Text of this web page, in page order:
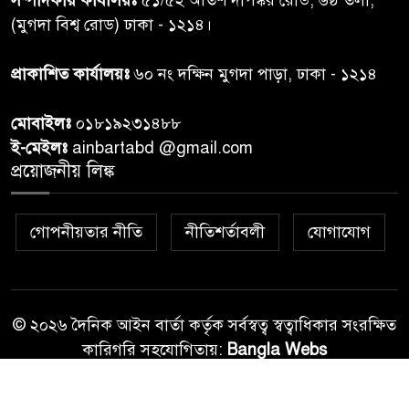
তদন্ত শেষ পর্যায়ে, দ্রুত চার্জশিট
রাতের মধ্যে ঢাকাসহ ১০ অঞ্চলে
ঝড়বৃষ্টির পূর্বাভাস
৮
প্রধানমন্ত্রীর সঙ্গে দেখা করে স্বপ্নপূরণ
উপহার
৯
২০ আগস্ট রাষ্ট্রপতি নির্বাচন,
১০
(মুগদা বিশ্ব রোড) ঢাকা - ১২১৪।
প্রাকাশিত কার্যালয়ঃ৬০ নং দক্ষিন মুগদা পাড়া, ঢাকা - ১২১৪
মোবাইলঃ ০১৮১৯২৩১৪৮৮
ই-মেইলঃ ainbartabd @gmail.com
প্রয়োজনীয় লিঙ্ক
গোপনীয়তার নীতি নীতিশর্তাবলী যোগাযোগ
© ২০২৬ দৈনিক আইন বার্তা কর্তৃক সর্বস্বত্ব স্বত্বাধিকার সংরক্ষিত
কারিগরি সহযোগিতায়: Bangla Webs